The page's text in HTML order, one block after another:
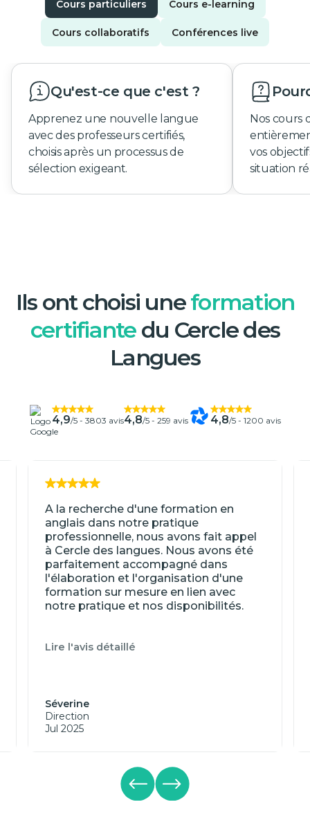
Cours particuliers Cours e-learning
Cours collaboratifs Conférences live
Qu'est-ce que c'est ?
Apprenez une nouvelle langue
avec des professeurs certifiés,
choisis après un processus de
sélection exigeant.
Nos cours
vos
situation
Ils ont choisi uneformation
certifiantedu Cercle des
Langues
4,9/5 - 3803 avis4,8/5 - 259 avis 4,8/5 - 1200 avis
A la recherche d'une formation en
anglais dans notre pratique
professionnelle, nous avons fait appel
à Cercle des langues. Nous avons été
parfaitement accompagné dans
l'élaboration et l'organisation d'une
formation sur mesure en lien avec
notre pratique et nos disponibilités.
Lire l'avis détaillé
Séverine
Direction
Jul 2025